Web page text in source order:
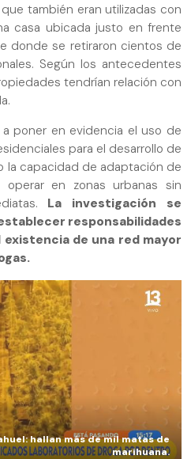
también eran utilizadas con
casa ubicada justo en frente
donde se retiraron cientos de
Según los antecedentes
tendrían relación con
poner en evidencia el uso de
para el desarrollo de
la capacidad de adaptación de
operar en zonas urbanas sin
La investigación se
responsabilidades
de una red mayor
hallan más de mil matas de
marihuana.